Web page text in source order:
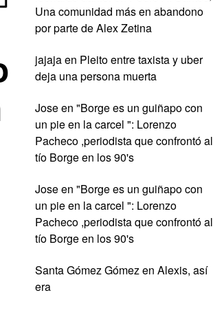
Una comunidad más en abandono
por parte de Alex Zetina
jajajaen Pleito entre taxista y uber
deja una persona muerta
Joseen "Borge es un guiñapo con
un pie en la carcel ": Lorenzo
Pacheco ,periodista que confrontó al
tío Borge en los 90's
Joseen "Borge es un guiñapo con
un pie en la carcel ": Lorenzo
Pacheco ,periodista que confrontó al
tío Borge en los 90's
Santa Gómez Gómezen Alexis, así
era